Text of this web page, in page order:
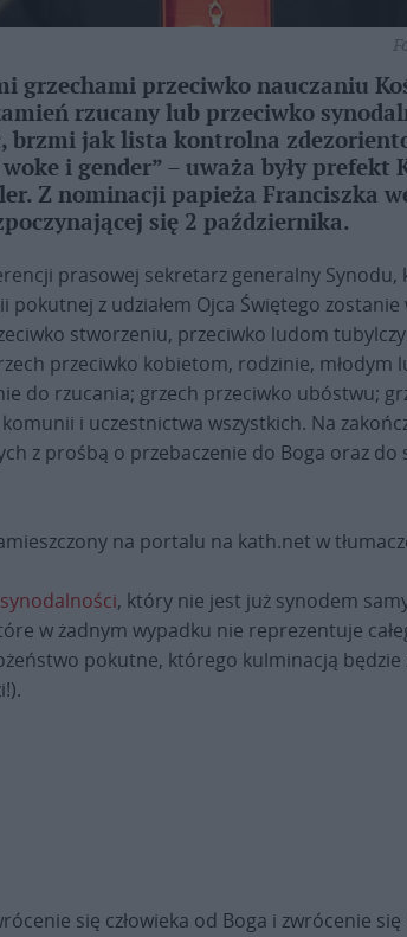
grzechami przeciwko nauczaniu
rzucany lub przeciwko
brzmi jak lista kontrolna
i gender” – uważa były prefekt
Z nominacji papieża Franciszka
się 2 października.
prasowej sekretarz generalny Synodu,
pokutnej z udziałem Ojca Świętego
stworzeniu, przeciwko ludom
przeciwko kobietom, rodzinie, młodym
do rzucania; grzech przeciwko ubóstwu;
i uczestnictwa wszystkich. Na
z prośbą o przebaczenie do Boga oraz do
na portalu na kath.net w
, który nie jest już synodem
w żadnym wypadku nie reprezentuje
pokutne, którego kulminacją będzie
się człowieka od Boga i zwrócenie